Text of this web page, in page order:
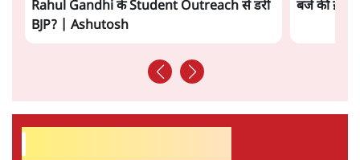
Prayagraj Chhatron Ki Goonj Cancelled!